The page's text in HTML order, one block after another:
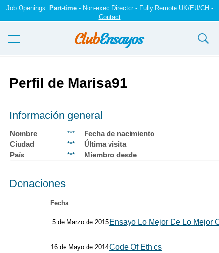
Job Openings: Part-time- Non-exec Director- Fully Remote UK/EU/CH -
Contact
Registrarse
Iniciar sesión
Contáctenos
Perfil de Marisa91
Información general
Nombre ***
Fecha de nacimiento
Ciudad
***
Última visita
País
*** Miembro desde
Donaciones
Fecha
5 de Marzo de 2015 Ensayo Lo Mejor De Lo Mejor
16 de Mayo de 2014Code Of Ethics